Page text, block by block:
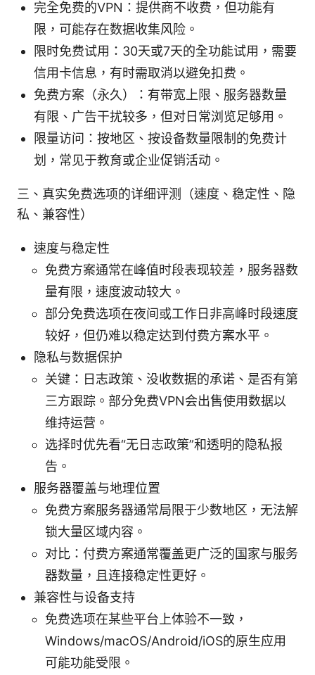
完全免费的VPN：提供商不收费，但功能有
限，可能存在数据收集风险。
限时免费试用：30天或7天的全功能试用，需要
信用卡信息，有时需取消以避免扣费。
免费方案（永久）：有带宽上限、服务器数量
有限、广告干扰较多，但对日常浏览足够用。
限量访问：按地区、按设备数量限制的免费计
划，常见于教育或企业促销活动。
三、真实免费选项的详细评测（速度、稳定性、隐
私、兼容性）
速度与稳定性
免费方案通常在峰值时段表现较差，服务器数
量有限，速度波动较大。
部分免费选项在夜间或工作日非高峰时段速度
较好，但仍难以稳定达到付费方案水平。
隐私与数据保护
关键：日志政策、没收数据的承诺、是否有第
三方跟踪。部分免费VPN会出售使用数据以
维持运营。
选择时优先看“无日志政策”和透明的隐私报
告。
服务器覆盖与地理位置
免费方案服务器通常局限于少数地区，无法解
锁大量区域内容。
对比：付费方案通常覆盖更广泛的国家与服务
器数量，且连接稳定性更好。
兼容性与设备支持
免费选项在某些平台上体验不一致，
Windows/macOS/Android/iOS的原生应用
可能功能受限。